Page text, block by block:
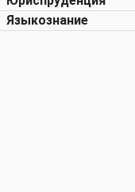
Языкознание